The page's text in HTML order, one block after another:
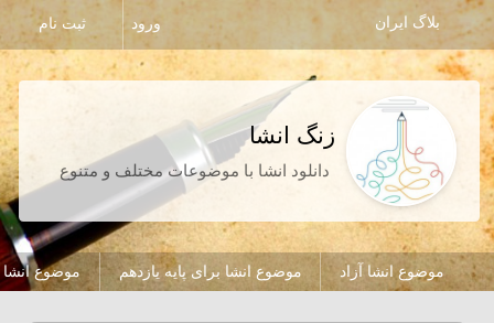
بلاگ ایران ثبت نام ورود
زنگ انشا
دانلود انشا با موضوعات مختلف و متنوع
موضوع انشا آزاد موضوع انشا برای پایه یازدهم موضوع انشا